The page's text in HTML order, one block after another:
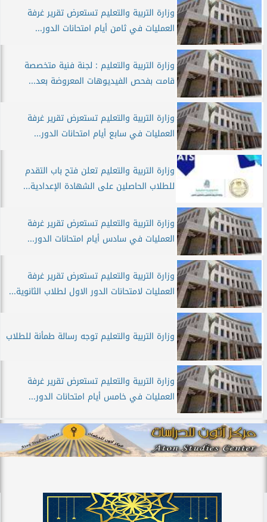
وزارة التربية والتعليم تستعرض تقرير غرفة
العمليات في ثامن أيام امتحانات الدور...
وزارة التربية والتعليم : لجنة فنية متخصصة
قامت بفحص الفيديوهات المعروضة بعد...
وزارة التربية والتعليم تستعرض تقرير غرفة
العمليات في سابع أيام امتحانات الدور...
وزارة التربية والتعليم تعلن فتح باب التقدم
للطلاب الحاصلين على الشهادة الإعدادية...
وزارة التربية والتعليم تستعرض تقرير غرفة
العمليات في سادس أيام امتحانات الدور...
وزارة التربية والتعليم تستعرض تقرير غرفة
العمليات لامتحانات الدور الاول لطلاب الثانوية...
وزارة التربية والتعليم توجه رسالة طمأنة للطلاب
وزارة التربية والتعليم تستعرض تقرير غرفة
العمليات في خامس أيام امتحانات الدور...